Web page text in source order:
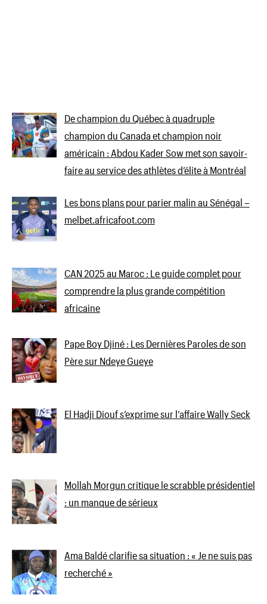
De champion du Québec à quadruple
champion du Canada et champion noir
américain : Abdou Kader Sow met son savoir-
faire au service des athlètes d’élite à Montréal
Les bons plans pour parier malin au Sénégal –
melbet.africafoot.com
CAN 2025 au Maroc : Le guide complet pour
comprendre la plus grande compétition
africaine
Pape Boy Djiné : Les Dernières Paroles de son
Père sur Ndeye Gueye
El Hadji Diouf s’exprime sur l’affaire Wally Seck
Mollah Morgun critique le scrabble présidentiel
: un manque de sérieux
Ama Baldé clarifie sa situation : « Je ne suis pas
recherché »